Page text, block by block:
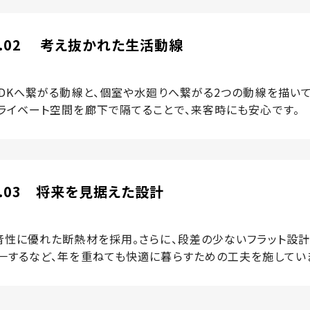
考え抜かれた生活動線
へ繋がる動線と、個室や水廻りへ繋がる2つの動線を描い
イベート空間を廊下で隔てることで、来客時にも安心です。
将来を見据えた設計
に優れた断熱材を採用。さらに、段差の少ないフラット設
するなど、年を重ねても快適に暮らすための工夫を施してい